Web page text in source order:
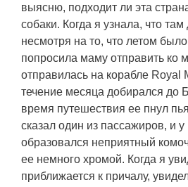
выясню, подходит ли эта
собаки. Когда я узнала, что
несмотря на то, что летом
попросила маму отправить ко
отправилась на корабле Royal
течение месяца добирался до
время путешествия ее пнул
сказал один из пассажиров, и
образовался неприятный
ее немного хромой. Когда я
приближается к причалу,